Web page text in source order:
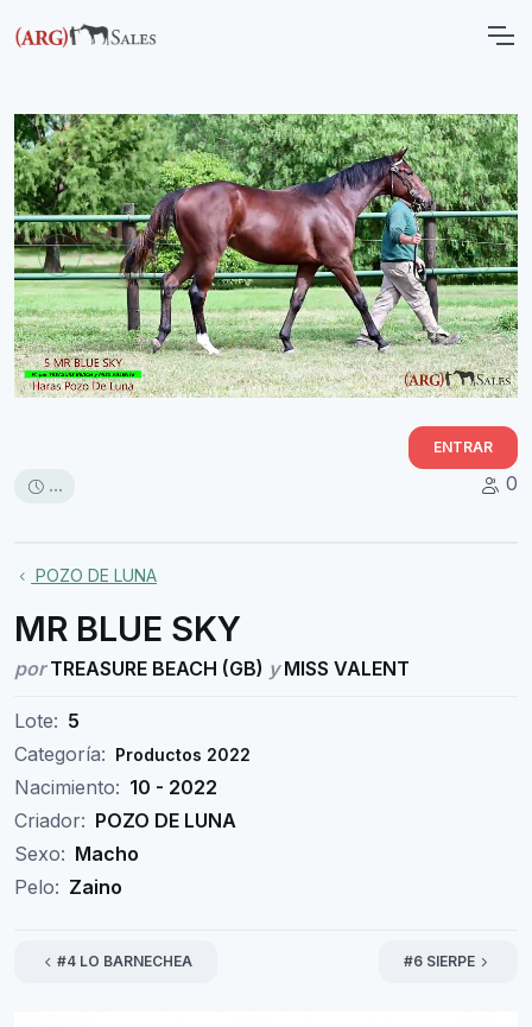
ENTRAR
... 0
POZO DE LUNA
MR BLUE SKY
porTREASURE BEACH (GB) yMISS VALENT
Lote: 5
Categoría: Productos 2022
Nacimiento: 10 - 2022
Criador: POZO DE LUNA
Sexo: Macho
Pelo: Zaino
#4 LO BARNECHEA #6 SIERPE